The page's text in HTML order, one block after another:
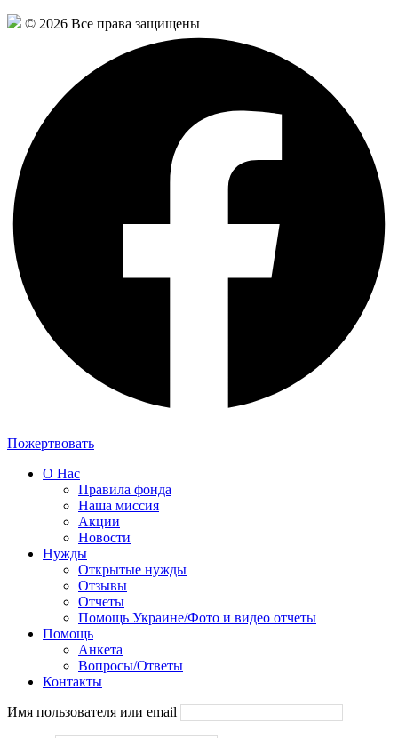
© 2026 Все права защищены
Пожертвовать
О Нас
Правила фонда
Наша миссия
Акции
Новости
Нужды
Открытые нужды
Отзывы
Отчеты
Помощь Украине/Фото и видео отчеты
Помощь
Анкета
Вопросы/Ответы
Контакты
Имя пользователя или email